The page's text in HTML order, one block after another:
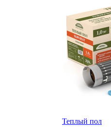
Теплый пол